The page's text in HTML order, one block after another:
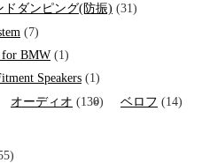
ドダンピング(防振) (31)
(7)
for BMW (1)
Speakers (1)
オーディオ (130) ベロフ (14)